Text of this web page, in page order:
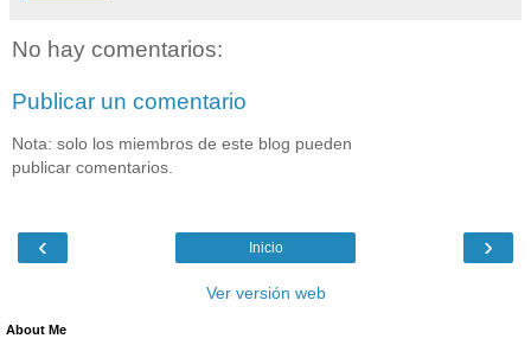
No hay comentarios:
Publicar un comentario
Nota: solo los miembros de este blog pueden
publicar comentarios.
‹ ›
Inicio
Ver versión web
About Me